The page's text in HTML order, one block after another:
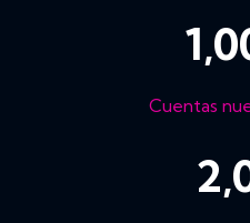
Cuentas